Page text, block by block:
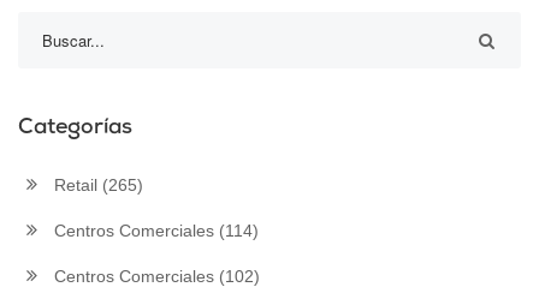
Categorías
Retail (265)
Centros Comerciales (114)
Centros Comerciales (102)